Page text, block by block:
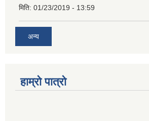
मिति: 01/23/2019 - 13:59
अन्य
हाम्रो पात्रो